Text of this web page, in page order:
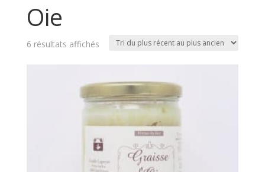
Oie
6 résultats affichésTrié
plus
récent
au
plus
ancien